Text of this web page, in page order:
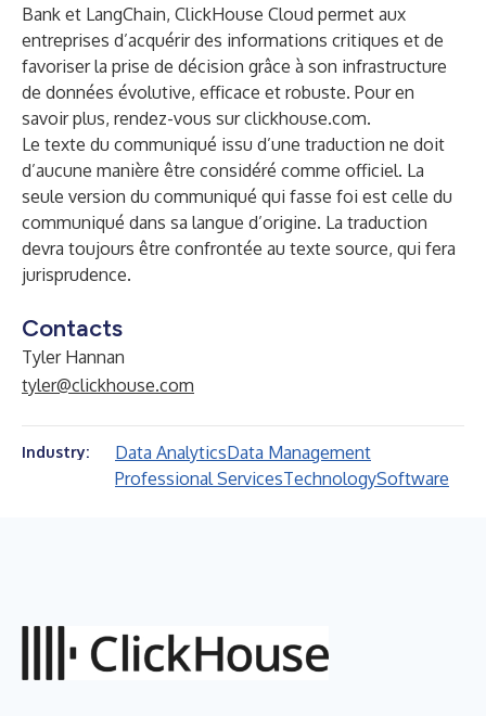
Bank et LangChain, ClickHouse Cloud permet aux
entreprises d’acquérir des informations critiques et de
favoriser la prise de décision grâce à son infrastructure
de données évolutive, efficace et robuste. Pour en
savoir plus, rendez-vous sur clickhouse.com.
Le texte du communiqué issu d’une traduction ne doit
d’aucune manière être considéré comme officiel. La
seule version du communiqué qui fasse foi est celle du
communiqué dans sa langue d’origine. La traduction
devra toujours être confrontée au texte source, qui fera
jurisprudence.
Contacts
Tyler Hannan
tyler@clickhouse.com
Industry: Data AnalyticsData Management
Professional ServicesTechnologySoftware